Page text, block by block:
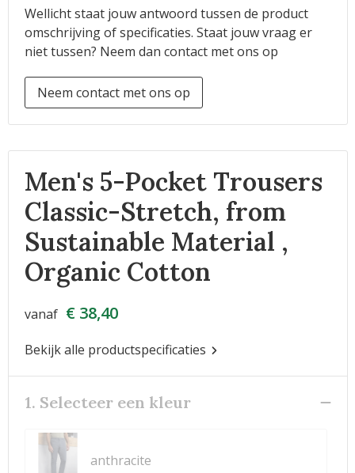
Wellicht staat jouw antwoord tussen de product
omschrijving of specificaties. Staat jouw vraag er
niet tussen? Neem dan contact met ons op
Neem contact met ons op
Men's 5-Pocket Trousers
Classic-Stretch, from
Sustainable Material ,
Organic Cotton
vanaf € 38,40
Bekijk alle productspecificaties
1. Selecteer een kleur
anthracite